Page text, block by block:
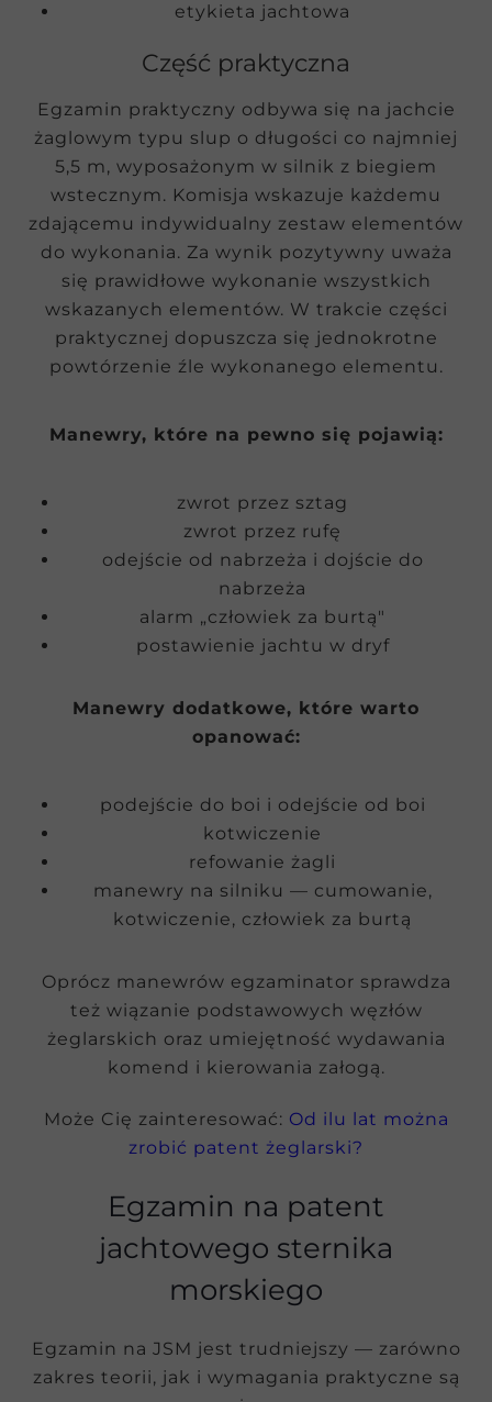
etykieta jachtowa
Część praktyczna
Egzamin praktyczny odbywa się na jachcie
żaglowym typu slup o długości co najmniej
5,5 m, wyposażonym w silnik z biegiem
wstecznym. Komisja wskazuje każdemu
zdającemu indywidualny zestaw elementów
do wykonania. Za wynik pozytywny uważa
się prawidłowe wykonanie wszystkich
wskazanych elementów. W trakcie części
praktycznej dopuszcza się jednokrotne
powtórzenie źle wykonanego elementu.
Manewry, które na pewno się pojawią:
zwrot przez sztag
zwrot przez rufę
odejście od nabrzeża i dojście do
nabrzeża
alarm „człowiek za burtą"
postawienie jachtu w dryf
Manewry dodatkowe, które warto
opanować:
podejście do boi i odejście od boi
kotwiczenie
refowanie żagli
manewry na silniku — cumowanie,
kotwiczenie, człowiek za burtą
Oprócz manewrów egzaminator sprawdza
też wiązanie podstawowych węzłów
żeglarskich oraz umiejętność wydawania
komend i kierowania załogą.
Może Cię zainteresować: Od ilu lat można
zrobić patent żeglarski?
Egzamin na patent
jachtowego sternika
morskiego
Egzamin na JSM jest trudniejszy — zarówno
zakres teorii, jak i wymagania praktyczne są